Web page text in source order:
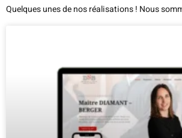
Quelques unes de nos réalisations ! Nous